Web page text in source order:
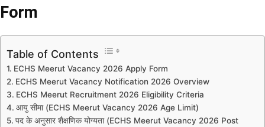
Form
Table of Contents
ECHS Meerut Vacancy 2026 Apply Form
ECHS Meerut Vacancy Notification 2026 Overview
ECHS Meerut Recruitment 2026 Eligibility Criteria
आयु सीमा (ECHS Meerut Vacancy 2026 Age Limit)
पद के अनुसार शैक्षणिक योग्यता (ECHS Meerut Vacancy 2026 Post